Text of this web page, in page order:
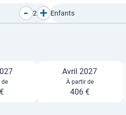
- 2 + Enfants
Avril 2027
À partir de
406 €